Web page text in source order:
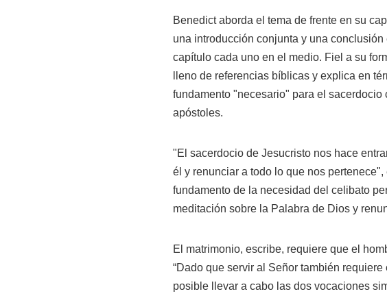
Benedict aborda el tema de frente en su
una introducción conjunta y una
capítulo cada uno en el medio. Fiel a su
lleno de referencias bíblicas y explica en
fundamento "necesario" para el
apóstoles.
"El sacerdocio de Jesucristo nos hace
él y renunciar a todo lo que nos
fundamento de la necesidad del celibato
meditación sobre la Palabra de Dios y
El matrimonio, escribe, requiere que el
“Dado que servir al Señor también
posible llevar a cabo las dos vocaciones